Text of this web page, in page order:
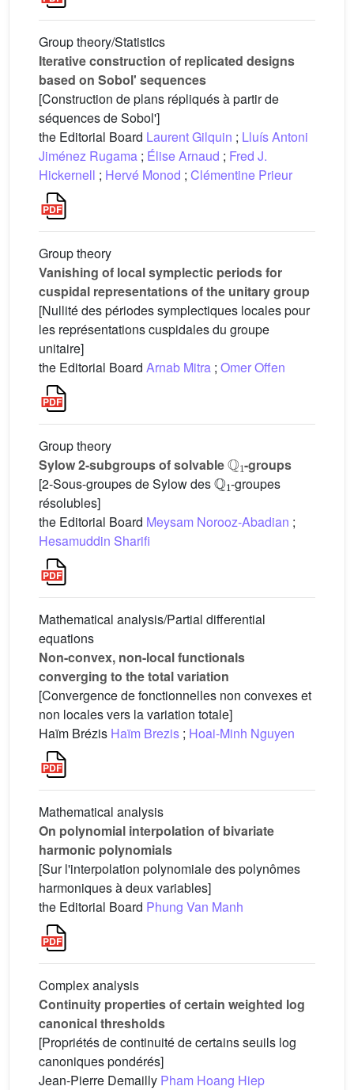
Group theory/Statistics
Iterative construction of replicated designs
based on Sobol' sequences
[Construction de plans répliqués à partir de
séquences de Sobol']
the Editorial Board Laurent Gilquin ; Lluís Antoni
Jiménez Rugama ; Élise Arnaud ; Fred J.
Hickernell ; Hervé Monod ; Clémentine Prieur
Group theory
Vanishing of local symplectic periods for
cuspidal representations of the unitary group
[Nullité des périodes symplectiques locales pour
les représentations cuspidales du groupe
unitaire]
the Editorial Board Arnab Mitra ; Omer Offen
Group theory
Sylow 2-subgroups of solvable
-groups
[2-Sous-groupes de Sylow des
Q1
-groupes
résolubles]
the Editorial Board Meysam Norooz-Abadian ;
Hesamuddin Sharifi
Mathematical analysis/Partial differential
equations
Non-convex, non-local functionals
converging to the total variation
[Convergence de fonctionnelles non convexes et
non locales vers la variation totale]
Haïm Brézis Haïm Brezis ; Hoai-Minh Nguyen
Mathematical analysis
On polynomial interpolation of bivariate
harmonic polynomials
[Sur l'interpolation polynomiale des polynômes
harmoniques à deux variables]
the Editorial Board Phung Van Manh
Complex analysis
Continuity properties of certain weighted log
canonical thresholds
[Propriétés de continuité de certains seuils log
canoniques pondérés]
Jean-Pierre Demailly Pham Hoang Hiep